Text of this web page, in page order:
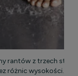
rantów z trzech stron
różnic wysokości.